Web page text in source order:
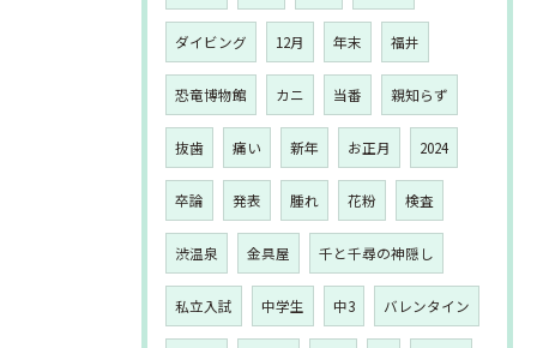
ダイビング 12月 年末 福井
恐竜博物館 カニ 当番 親知らず
抜歯 痛い 新年 お正月 2024
卒論 発表 腫れ 花粉 検査
渋温泉 金具屋 千と千尋の神隠し
私立入試 中学生 中3 バレンタイン